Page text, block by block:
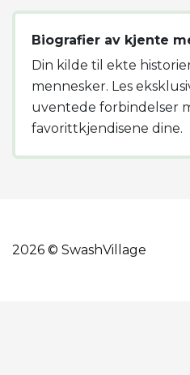
Biografier av kjente
Din kilde til ekte
mennesker. Les
uventede forbindelser
favorittkjendisene dine.
2026 © SwashVillage